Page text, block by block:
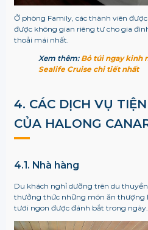
Ở phòng Family, các thành viên
được không gian riêng tư cho gia
thoải mái nhất.
Xem thêm: Bỏ túi ngay kinh
Sealife Cruise chi tiết nhất
4. CÁC DỊCH VỤ
CỦA HALONG
4.1. Nhà hàng
Du khách nghỉ dưỡng trên du thuyền
thưởng thức những món ăn thượng
tươi ngon được đánh bắt trong ngày.